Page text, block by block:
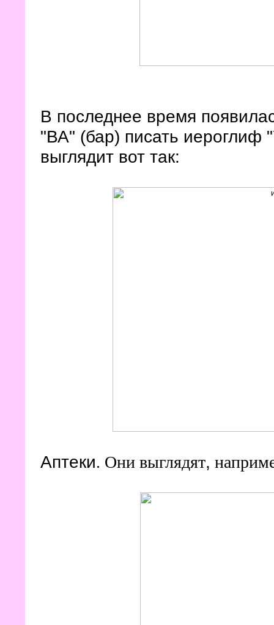
В последнее время
"ВА" (бар) писать иероглиф
выглядит вот так:
Аптеки. Они выглядят,